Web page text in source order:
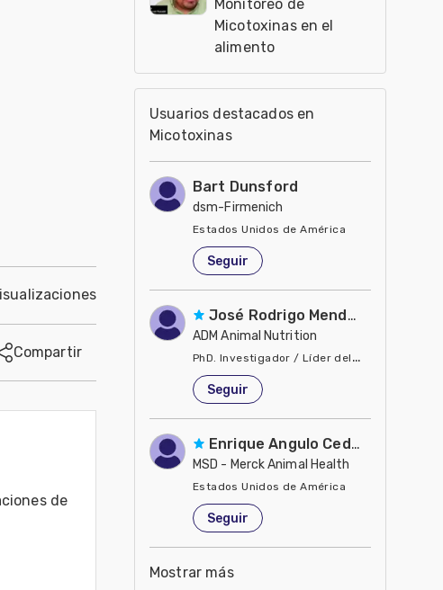
Compartir
de
Monitoreo de
Micotoxinas en el
alimento
Usuarios destacados en
Micotoxinas
Bart Dunsford
dsm-Firmenich
Estados Unidos de América
Seguir
José Rodrigo Mendoza
ADM Animal Nutrition
PhD. Investigador / Líder del Laboratorio de
Estados Unidos de América
Seguir
Enrique Angulo Cedeño
MSD - Merck Animal Health
Estados Unidos de América
Seguir
Mostrar más